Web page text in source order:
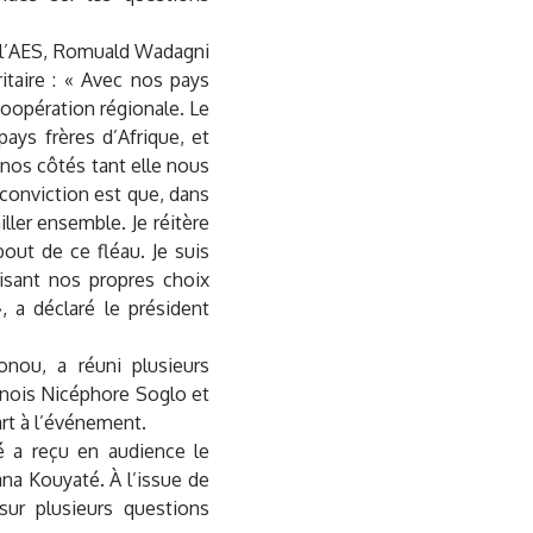
Romuald Wadagni
: « Avec nos pays
régionale. Le
frères d’Afrique, et
côtés tant elle nous
est que, dans
ensemble. Je réitère
de ce fléau. Je suis
nos propres choix
a déclaré le président
a réuni plusieurs
Nicéphore Soglo et
à l’événement.
a reçu en audience le
Kouyaté. À l’issue de
plusieurs questions